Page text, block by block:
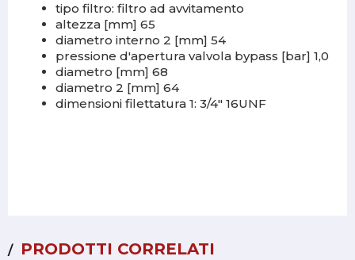
tipo filtro: filtro ad avvitamento
altezza [mm] 65
diametro interno 2 [mm] 54
pressione d'apertura valvola bypass [bar] 1,0
diametro [mm] 68
diametro 2 [mm] 64
dimensioni filettatura 1: 3/4" 16UNF
PRODOTTI CORRELATI